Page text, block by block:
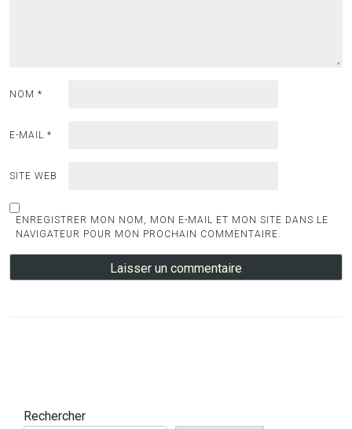
NOM *
E-MAIL *
SITE WEB
ENREGISTRER MON NOM, MON E-MAIL ET MON SITE DANS LE
NAVIGATEUR POUR MON PROCHAIN COMMENTAIRE.
Rechercher